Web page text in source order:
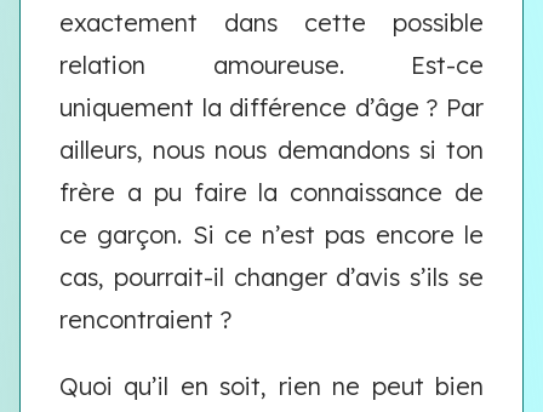
exactement dans cette possible
relation amoureuse. Est-ce
uniquement la différence d’âge ? Par
ailleurs, nous nous demandons si ton
frère a pu faire la connaissance de
ce garçon. Si ce n’est pas encore le
cas, pourrait-il changer d’avis s’ils se
rencontraient ?
Quoi qu’il en soit, rien ne peut bien